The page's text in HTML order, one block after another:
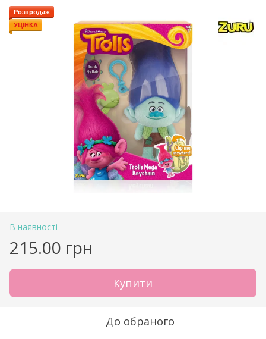
Розпродаж
УЦІНКА
В наявності
215.00 грн
Купити
До обраного